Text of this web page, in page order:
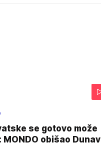
se gotovo može
MONDO obišao Dunav